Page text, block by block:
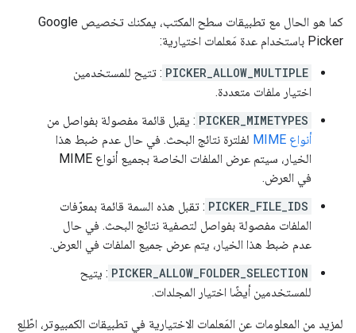
كما هو الحال مع تطبيقات سطح المكتب، يمكنك تخصيص Google
Picker باستخدام عدة مَعلمات اختيارية:
PICKER_ALLOW_MULTIPLE : تتيح للمستخدمين
اختيار ملفات متعددة.
PICKER_MIMETYPES : يقبل قائمة مفصولة بفواصل من
أنواع MIME
لفلترة نتائج البحث. في حال عدم ضبط هذا
الخيار، سيتم عرض الملفات الخاصة بجميع أنواع MIME
في العرض.
PICKER_FILE_IDS : تقبل هذه السمة قائمة بمعرّفات
الملفات مفصولة بفواصل لتصفية نتائج البحث. في حال
عدم ضبط هذا الخيار، يتم عرض جميع الملفات في العرض.
PICKER_ALLOW_FOLDER_SELECTION : يتيح
للمستخدمين أيضًا اختيار المجلدات.
لمزيد من المعلومات عن المَعلمات الاختيارية في تطبيقات الكمبيوتر، اطّلِع